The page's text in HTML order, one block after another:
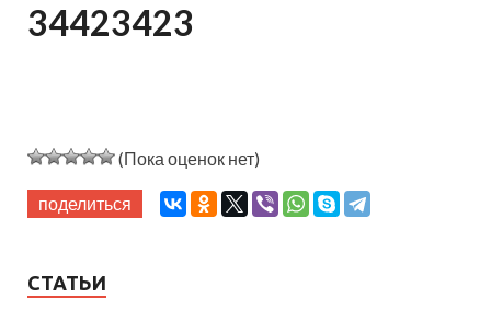
34423423
(Пока оценок нет)
поделиться
СТАТЬИ